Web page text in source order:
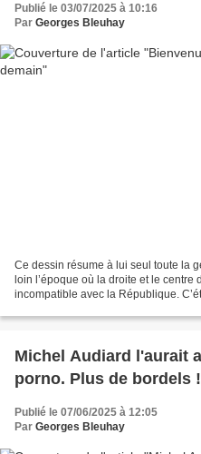
Publié le 03/07/2025 à 10:16
Par Georges Bleuhay
Ce dessin résume à lui seul toute la
loin l’époque où la droite et le
incompatible avec la République.
Michel Audiard l'aurait
porno. Plus de bordels
Publié le 07/06/2025 à 12:05
Par Georges Bleuhay